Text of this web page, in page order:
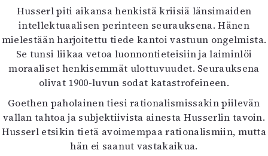
Husserl piti aikansa henkistä kriisiä länsimaiden
intellektuaalisen perinteen seurauksena. Hänen
mielestään harjoitettu tiede kantoi vastuun ongelmista.
Se tunsi liikaa vetoa luonnontieteisiin ja laiminlöi
moraaliset henkisemmät ulottuvuudet. Seurauksena
olivat 1900-luvun sodat katastrofeineen.
Goethen paholainen tiesi rationalismissakin piilevän
vallan tahtoa ja subjektiivista ainesta Husserlin tavoin.
Husserl etsikin tietä avoimempaa rationalismiin, mutta
hän ei saanut vastakaikua.